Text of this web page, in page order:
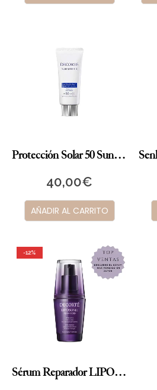
Protección Solar 50 Sun Shelter DECORTÉ
40,00€
AÑADIR AL CARRITO
-12%
Sérum Reparador LIPOSOME Advanced